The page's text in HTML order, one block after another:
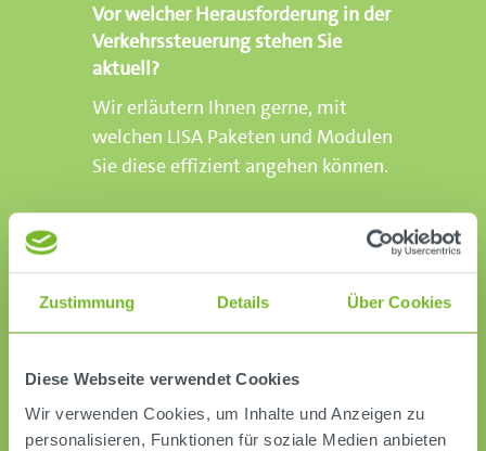
Zustimmung Details Über Cookies
Diese Webseite verwendet Cookies
Wir verwenden Cookies, um Inhalte und Anzeigen zu
personalisieren, Funktionen für soziale Medien anbieten
Vor welcher Herausforderung in der
Verkehrssteuerung stehen Sie
aktuell?
Wir erläutern Ihnen gerne, mit
welchen LISA Paketen und Modulen
Sie diese effizient angehen können.